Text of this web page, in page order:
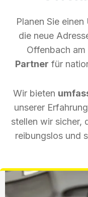
Planen Sie
die neue
Offenbach
Partner für
Wir bieten
unserer
stellen wir sicher,
reibungslos und